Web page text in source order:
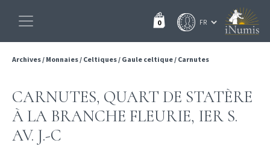
0
Archives/ Monnaies/ Celtiques/ Gaule celtique/ Carnutes
CARNUTES, QUART DE STATÈRE
À LA BRANCHE FLEURIE, IER S.
AV. J.-C